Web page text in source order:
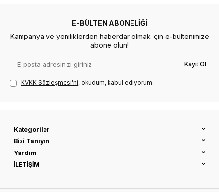
E-BÜLTEN ABONELIĞI
Kampanya ve yeniliklerden haberdar olmak için e-bültenimize
abone olun!
Kayıt Ol
KVKK Sözleşmesi'ni, okudum, kabul ediyorum.
Kategoriler
Bizi Tanıyın
Yardım
İLETİŞİM